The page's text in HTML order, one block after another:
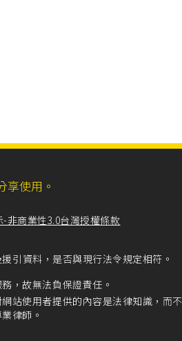
享使用。
-非商業性3.0台灣授權條款
引資料，是否與現行法令規定相符。
，故無法負保證責任。
站使用者提供的內容是法律知識，而不
律師。